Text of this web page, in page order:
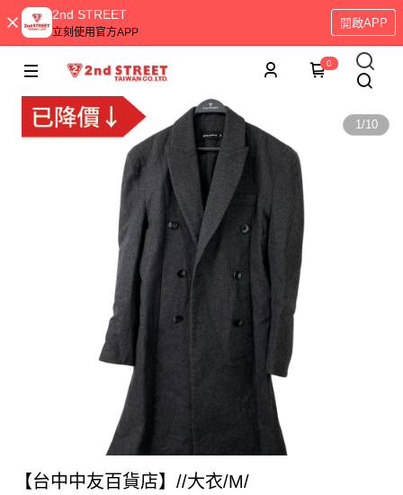
2nd STREET
立刻使用官方APP
開啟APP
0
1/10
【台中中友百貨店】//大衣/M/